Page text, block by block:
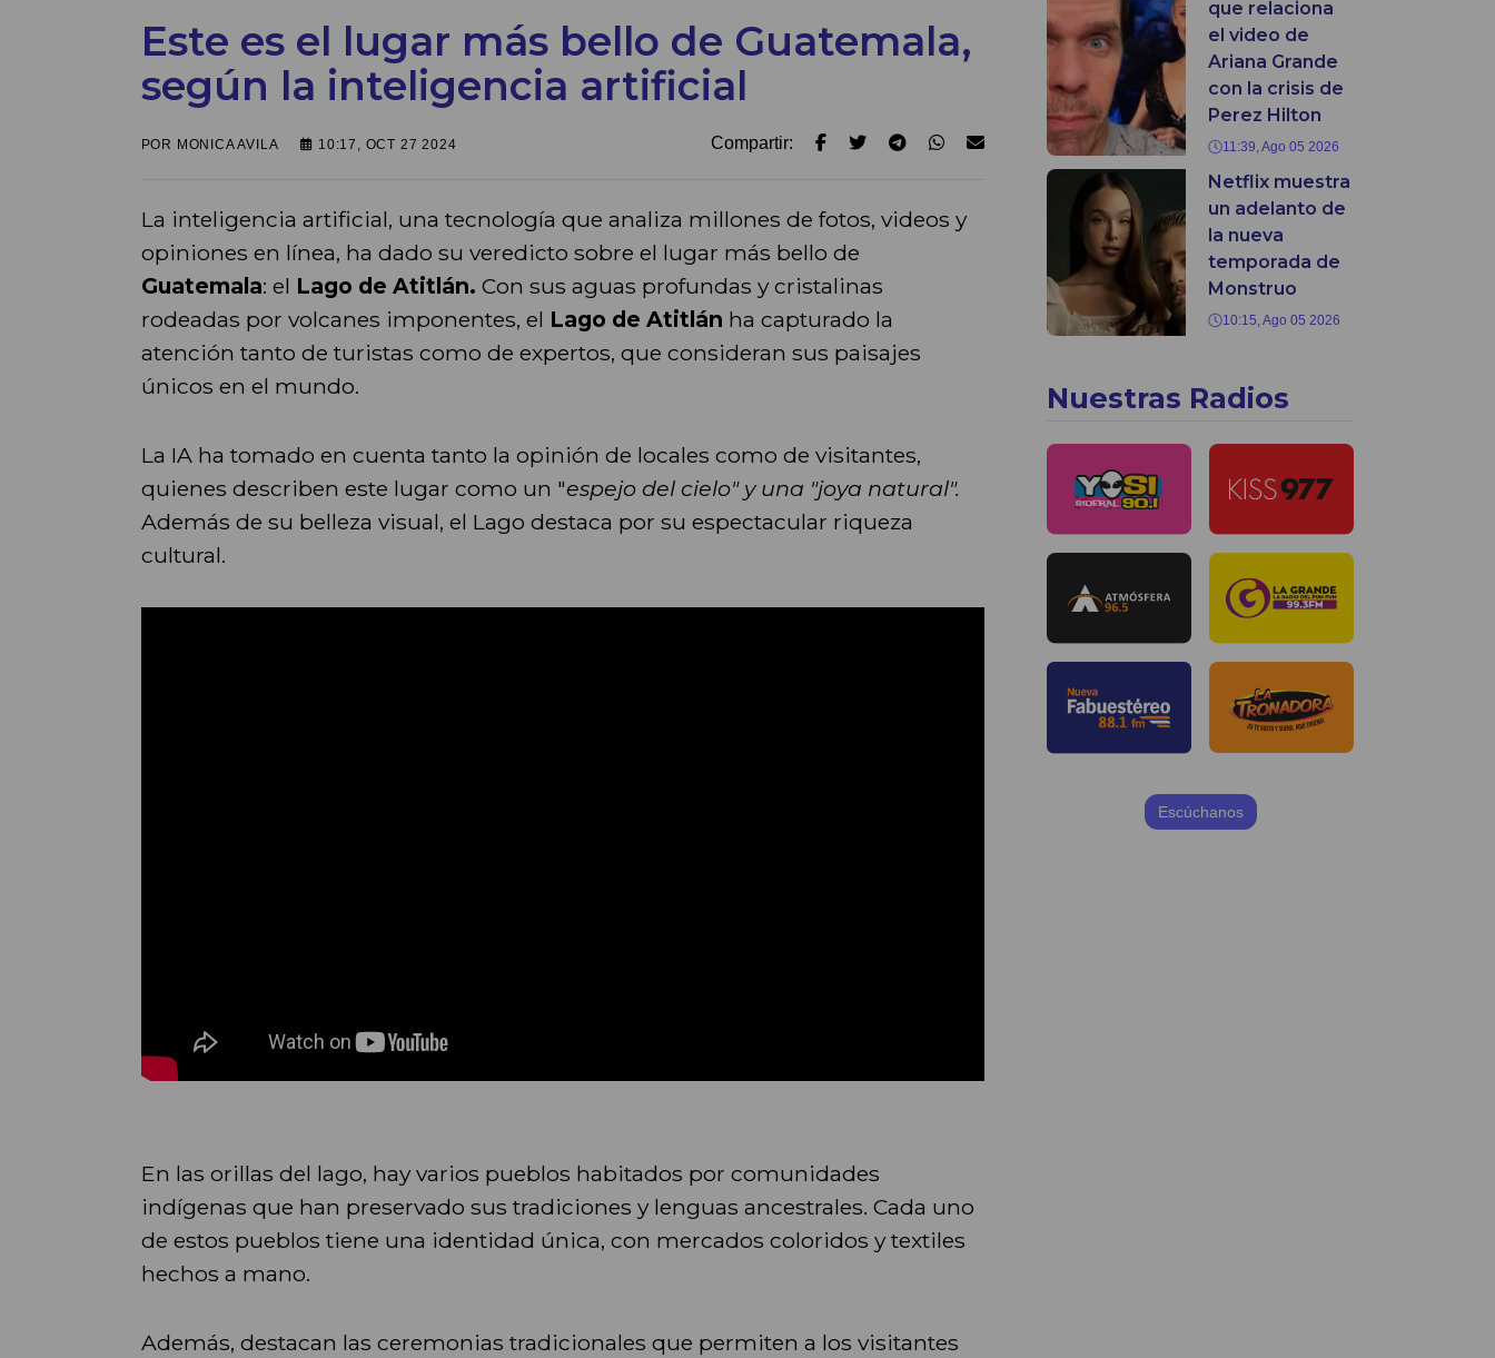
Este es el lugar más bello de Guatemala,
según la inteligencia artificial
POR MONICA AVILA 10:17, OCT 27 2024 Compartir:
La inteligencia artificial, una tecnología que analiza millones de fotos, videos y
opiniones en línea, ha dado su veredicto sobre el lugar más bello de
Guatemala: el Lago de Atitlán. Con sus aguas profundas y cristalinas
rodeadas por volcanes imponentes, el Lago de Atitlán ha capturado la
atención tanto de turistas como de expertos, que consideran sus paisajes
únicos en el mundo.
La IA ha tomado en cuenta tanto la opinión de locales como de visitantes,
quienes describen este lugar como un "espejo del cielo" y una "joya natural".
Además de su belleza visual, el Lago destaca por su espectacular riqueza
cultural.
En las orillas del lago, hay varios pueblos habitados por comunidades
indígenas que han preservado sus tradiciones y lenguas ancestrales. Cada uno
de estos pueblos tiene una identidad única, con mercados coloridos y textiles
hechos a mano.
Además, destacan las ceremonias tradicionales que permiten a los visitantes
que relaciona
el video de
Ariana Grande
con la crisis de
Perez Hilton
11:39, Ago 05 2026
Netflix muestra
un adelanto de
la nueva
temporada de
Monstruo
10:15, Ago 05 2026
Nuestras Radios
Escúchanos